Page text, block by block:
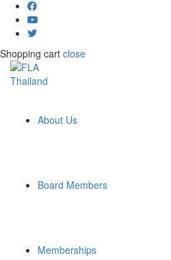
Shopping cart close
About Us
Board Members
Memberships